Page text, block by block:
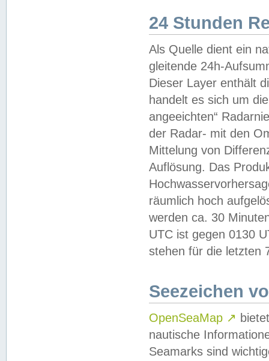
24 Stunden
Als Quelle dient ein
gleitende 24h-
Dieser Layer enthält
handelt es sich um
angeeichten“
der Radar- mit den
Mittelung von
Auflösung. Das
räumlich hoch
werden ca. 30
UTC ist gegen 0130
stehen für die letzten
Seezeichen
OpenSeaMap ↗
nautische
Seamarks sind